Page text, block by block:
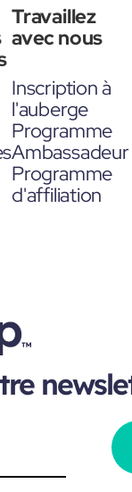
Travaillez
avec nous
Inscription à
l'auberge
Programme
Ambassadeur
Programme
d'affiliation